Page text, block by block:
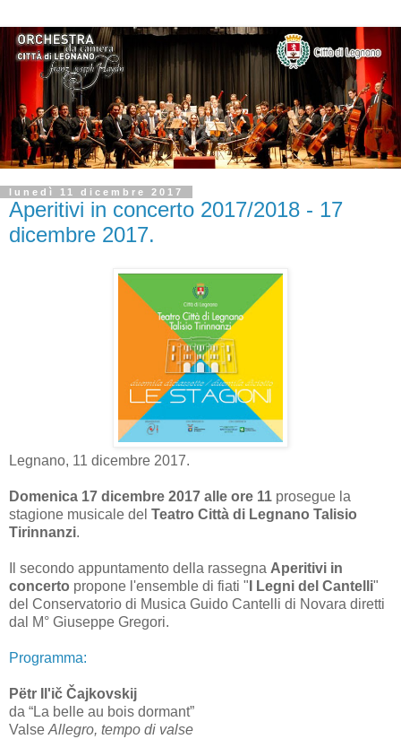
lunedì 11 dicembre 2017
Aperitivi in concerto 2017/2018 - 17
dicembre 2017.
Legnano, 11 dicembre 2017.
Domenica 17 dicembre 2017 alle ore 11 prosegue la
stagione musicale del Teatro Città di Legnano Talisio
Tirinnanzi.
Il secondo appuntamento della rassegna Aperitivi in
concerto propone l'ensemble di fiati " I Legni del Cantelli"
del Conservatorio di Musica Guido Cantelli di Novara diretti
dal M° Giuseppe Gregori.
Programma:
Pëtr Il'ič Čajkovskij
da “La belle au bois dormant”
ValseAllegro, tempo di valse